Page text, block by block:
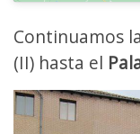
Continuamos
(II) hasta el